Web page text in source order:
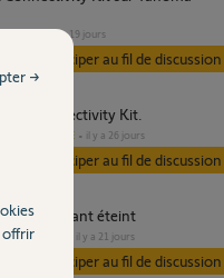
VOLET il y a 19 jours
Participer au fil de discussion
sur Connectivity Kit.
DOMOTIQUE il y a 26 jours
Participer au fil de discussion
kit voyant éteint
il y a 21 jours
Participer au fil de discussion
offrir
→